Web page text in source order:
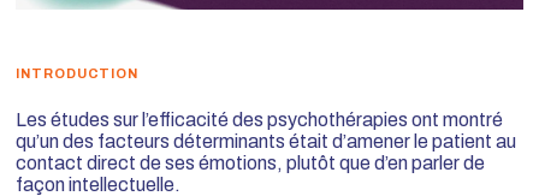
INTRODUCTION
Les études sur l’efficacité des psychothérapies ont montré
qu’un des facteurs déterminants était d’amener le patient au
contact direct de ses émotions, plutôt que d’en parler de
façon intellectuelle.